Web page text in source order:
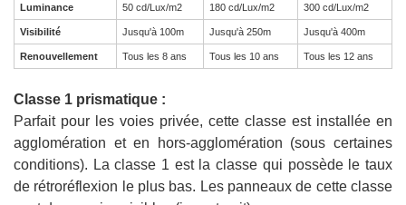
Luminance 50 cd/Lux/m2 180 cd/Lux/m2 300 cd/Lux/m2
Visibilité Jusqu'à 100m Jusqu'à 250m Jusqu'à 400m
Renouvellement Tous les 8 ans Tous les 10 ans Tous les 12 ans
Classe 1 prismatique :
Parfait pour les voies privée, cette classe est installée en
agglomération et en hors-agglomération (sous certaines
conditions). La classe 1 est la classe qui possède le taux
de rétroréflexion le plus bas. Les panneaux de cette classe